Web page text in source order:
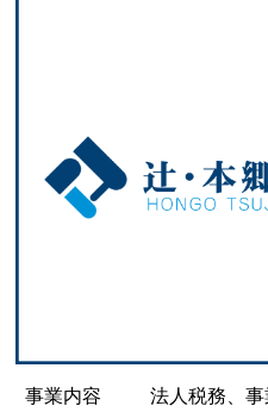
事業内容
法人税務、